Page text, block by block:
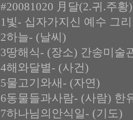
#20081020 月달(2.귀.주황
1빛- 십자가지신 예수 그
2하늘- (날씨)
3땅해식- (장소) 간송미술
4해와달별- (사건)
5물고기와새- (자연)
6동물들과사람- (사람) 한
7하나님의안식일- (기도)